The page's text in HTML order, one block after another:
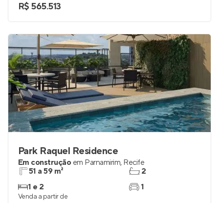
R$ 565.513
Park Raquel Residence
Em construção em Parnamirim, Recife
51 a 59 m²
1 e 2
2
1
Venda a partir de